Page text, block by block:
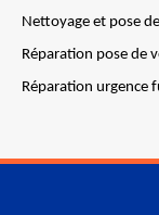
Nettoyage et pose
Réparation pose de
Réparation urgence